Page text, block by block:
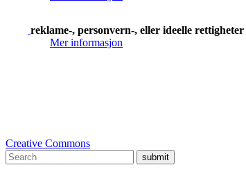
reklame-, personvern-, eller ideelle rettigheter
Mer informasjon
Creative Commons
submit